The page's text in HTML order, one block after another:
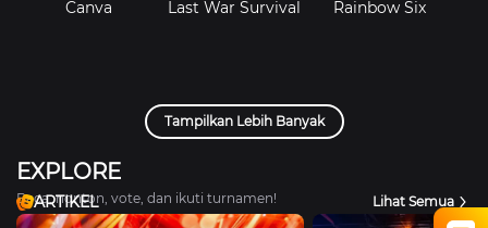
Canva Last War Survival Rainbow Six
Tampilkan Lebih Banyak
EXPLORE
Baca, nonton, vote, dan ikuti turnamen!
ARTIKEL Lihat Semua